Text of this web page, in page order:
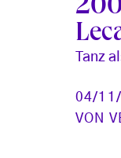
Tanz
04/
VON